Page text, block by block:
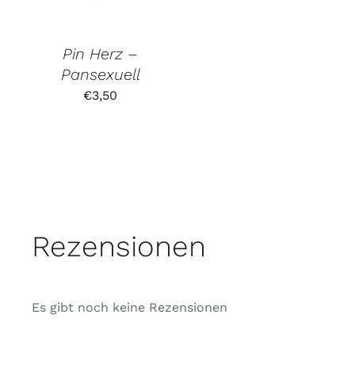
Pin Herz –
Pansexuell
€3,50
Rezensionen
Es gibt noch keine Rezensionen